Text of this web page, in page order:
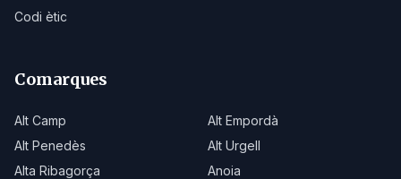
Codi ètic
Comarques
Alt Camp
Alt Empordà
Alt Penedès
Alt Urgell
Alta Ribagorça
Anoia